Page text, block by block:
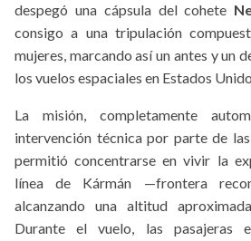
despegó una cápsula del cohete
consigo a una tripulación
mujeres, marcando así un antes y un
los vuelos espaciales en Estados
La misión, completamente
intervención técnica por parte de
permitió concentrarse en vivir la
línea de Kármán —frontera
alcanzando una altitud
Durante el vuelo, las pasajeras